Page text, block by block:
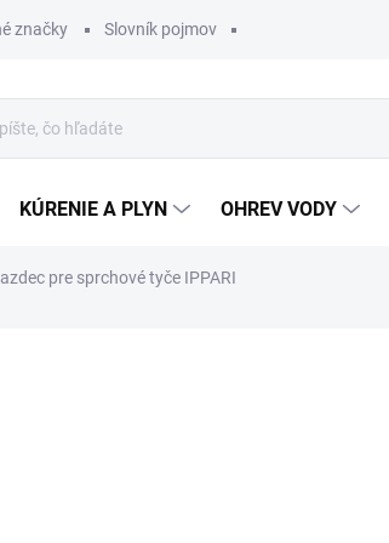
značky Slovník pojmov
KÚRENIE A PLYN OHREV VODY
pre sprchové tyče IPPARI